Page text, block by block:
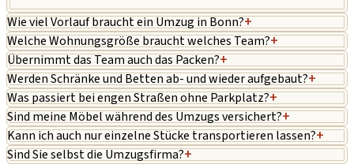
Wie viel Vorlauf braucht ein Umzug in Bonn?+
Welche Wohnungsgröße braucht welches Team?+
Übernimmt das Team auch das Packen?+
Werden Schränke und Betten ab- und wieder aufgebaut?+
Was passiert bei engen Straßen ohne Parkplatz?+
Sind meine Möbel während des Umzugs versichert?+
Kann ich auch nur einzelne Stücke transportieren lassen?+
Sind Sie selbst die Umzugsfirma?+